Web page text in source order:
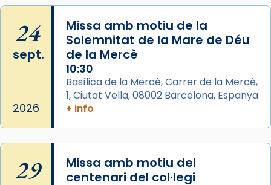
View on Facebook Share
24
sept.
2026
Missa amb motiu de la
Solemnitat de la Mare de Déu
de la Mercè
10:30
Basílica de la Mercè, Carrer de la Mercè,
1, Ciutat Vella, 08002 Barcelona, Espanya
+ info
29
Missa amb motiu del
centenari del col·legi